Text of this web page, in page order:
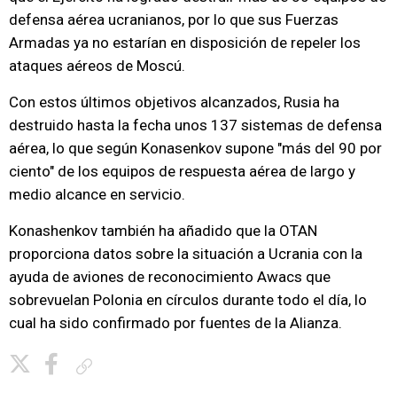
defensa aérea ucranianos, por lo que sus Fuerzas
Armadas ya no estarían en disposición de repeler los
ataques aéreos de Moscú.
Con estos últimos objetivos alcanzados, Rusia ha
destruido hasta la fecha unos 137 sistemas de defensa
aérea, lo que según Konasenkov supone "más del 90 por
ciento" de los equipos de respuesta aérea de largo y
medio alcance en servicio.
Konashenkov también ha añadido que la OTAN
proporciona datos sobre la situación a Ucrania con la
ayuda de aviones de reconocimiento Awacs que
sobrevuelan Polonia en círculos durante todo el día, lo
cual ha sido confirmado por fuentes de la Alianza.